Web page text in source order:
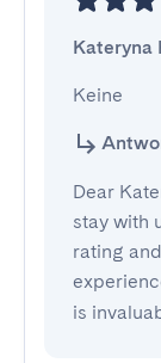
Kateryna
Keine
Dear
stay with
rating
is